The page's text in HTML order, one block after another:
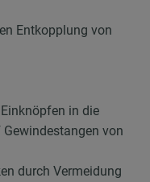
Entkopplung von
in die
von
durch Vermeidung